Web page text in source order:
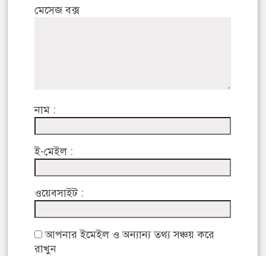
মেসেজ বক্স
নাম :
ই-মেইল :
ওয়েবসাইট :
আপনার ইমেইল ও অন্যান্য তথ্য সঞ্চয় করে
রাখুন